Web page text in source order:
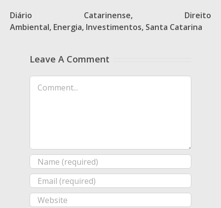
Diário Catarinense, Direito
Ambiental, Energia, Investimentos, Santa Catarina
Leave A Comment
Comment